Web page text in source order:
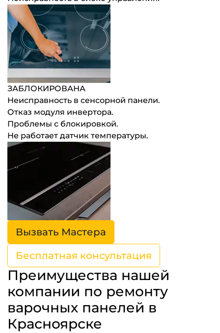
ЗАБЛОКИРОВАНА
Неисправность в сенсорной панели.
Отказ модуля инвертора.
Проблемы с блокировкой.
Не работает датчик температуры.
Вызвать Мастера
Бесплатная консультация
Преимущества нашей
компании по ремонту
варочных панелей в
Красноярске